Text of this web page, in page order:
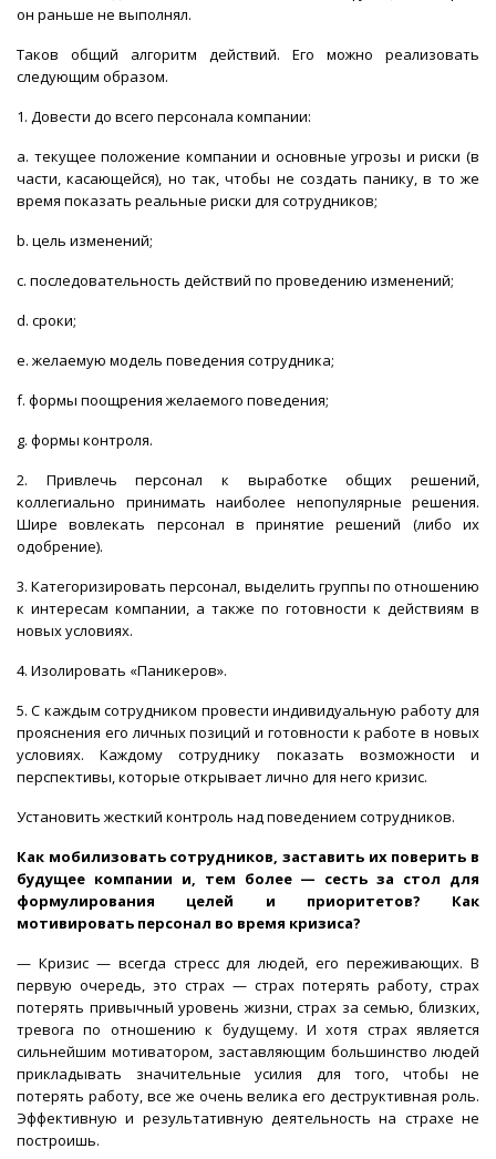
он раньше не выполнял.
Таков общий алгоритм действий. Его можно реализовать
следующим образом.
1. Довести до всего персонала компании:
a. текущее положение компании и основные угрозы и риски (в
части, касающейся), но так, чтобы не создать панику, в то же
время показать реальные риски для сотрудников;
b. цель изменений;
c. последовательность действий по проведению изменений;
d. сроки;
e. желаемую модель поведения сотрудника;
f. формы поощрения желаемого поведения;
g. формы контроля.
2. Привлечь персонал к выработке общих решений,
коллегиально принимать наиболее непопулярные решения.
Шире вовлекать персонал в принятие решений (либо их
одобрение).
3. Категоризировать персонал, выделить группы по отношению
к интересам компании, а также по готовности к действиям в
новых условиях.
4. Изолировать «Паникеров».
5. С каждым сотрудником провести индивидуальную работу для
прояснения его личных позиций и готовности к работе в новых
условиях. Каждому сотруднику показать возможности и
перспективы, которые открывает лично для него кризис.
Установить жесткий контроль над поведением сотрудников.
Как мобилизовать сотрудников, заставить их поверить в
будущее компании и, тем более — сесть за стол для
формулирования целей и приоритетов? Как
мотивировать персонал во время кризиса?
— Кризис — всегда стресс для людей, его переживающих. В
первую очередь, это страх — страх потерять работу, страх
потерять привычный уровень жизни, страх за семью, близких,
тревога по отношению к будущему. И хотя страх является
сильнейшим мотиватором, заставляющим большинство людей
прикладывать значительные усилия для того, чтобы не
потерять работу, все же очень велика его деструктивная роль.
Эффективную и результативную деятельность на страхе не
построишь.